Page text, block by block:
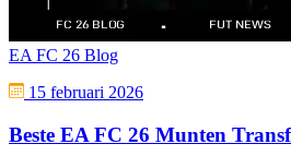
EA FC 26 Blog
15 februari 2026
Beste EA FC 26 Munten